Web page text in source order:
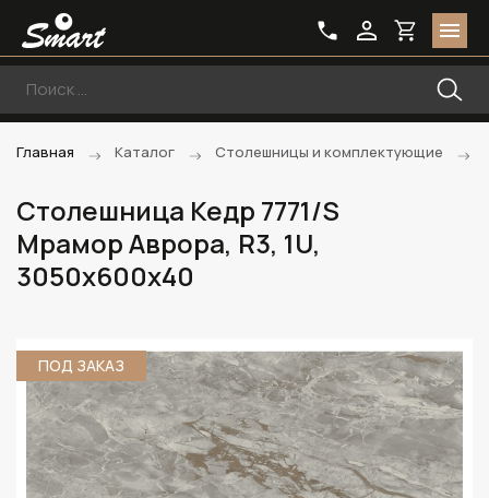
Главная Каталог Столешницы и комплектующие
Столешница Кедр 7771/S
Мрамор Аврора, R3, 1U,
3050х600х40
ПОД ЗАКАЗ